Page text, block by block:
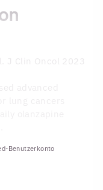
Benutzerkonto